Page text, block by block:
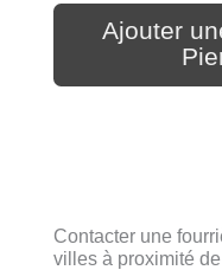
Ajouter
Contacter une
villes à proximité